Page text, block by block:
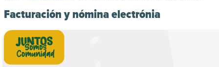
Facturación y nómina electrónia